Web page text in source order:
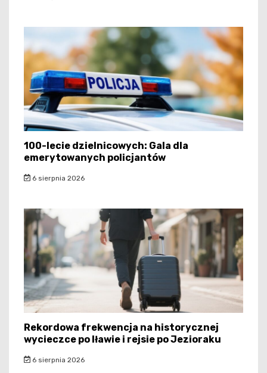
100-lecie dzielnicowych: Gala dla
emerytowanych policjantów
6 sierpnia 2026
Rekordowa frekwencja na historycznej
wycieczce po Iławie i rejsie po Jezioraku
6 sierpnia 2026